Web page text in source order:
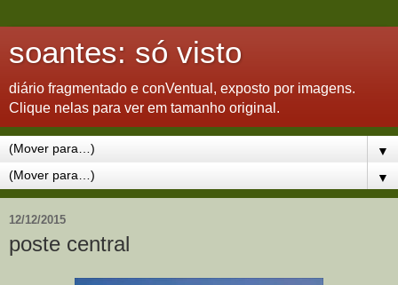
soantes: só visto
diário fragmentado e conVentual, exposto por imagens.
Clique nelas para ver em tamanho original.
▼
▼
12/12/2015
poste central